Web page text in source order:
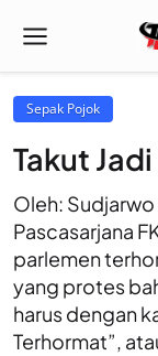
Sepak Pojok
Takut
Oleh:
Pascasarjana
parlemen
yang protes
harus dengan
Terhormat”,